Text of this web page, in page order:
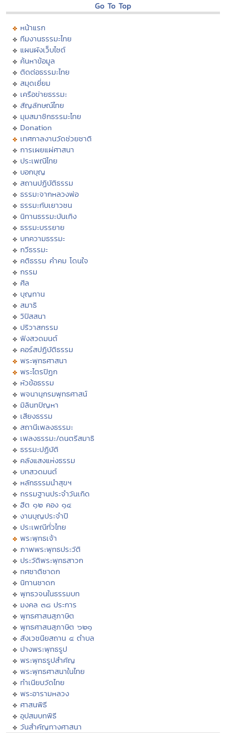
Go To Top
หน้าแรก
ทีมงานธรรมะไทย
แผนผังเว็บไซต์
ค้นหาข้อมูล
ติดต่อธรรมะไทย
สมุดเยี่ยม
เครือข่ายธรรมะ
สัญลักษณ์ไทย
มุมสมาชิกธรรมะไทย
Donation
เทศกาลงานวัดช่วยชาติ
การเผยแผ่ศาสนา
ประเพณีไทย
บอกบุญ
สถานปฏิบัติธรรม
ธรรมะจากหลวงพ่อ
ธรรมะกับเยาวชน
นิทานธรรมะบันเทิง
ธรรมะบรรยาย
บทความธรรมะ
กวีธรรมะ
คติธรรม คำคม โดนใจ
กรรม
ศีล
บุญทาน
สมาธิ
วิปัสสนา
ปริวาสกรรม
ฟังสวดมนต์
คอร์สปฏิบัติธรรม
พระพุทธศาสนา
พระไตรปิฏก
หัวข้อธรรม
พจนานุกรมพุทธศาสน์
มิลินทปัญหา
เสียงธรรม
สถานีเพลงธรรมะ
เพลงธรรมะ/ดนตรีสมาธิ
ธรรมะปฏิบัติ
คลังแสงแห่งธรรม
บทสวดมนต์
หลักธรรมนำสุขฯ
กรรมฐานประจำวันเกิด
ฮีต ๑๒ คอง ๑๔
งานบุญประจำปี
ประเพณีทั่วไทย
พระพุทธเจ้า
ภาพพระพุทธประวัติ
ประวัติพระพุทธสาวก
ทศชาติชาดก
นิทานชาดก
พุทธวจนในธรรมบท
มงคล ๓๘ ประการ
พุทธศาสนสุภาษิต
พุทธศาสนสุภาษิต ๖๒๑
สังเวชนียสถาน ๔ ตำบล
ปางพระพุทธรูป
พระพุทธรูปสำคัญ
พระพุทธศาสนาในไทย
ทำเนียบวัดไทย
พระอารามหลวง
ศาสนพิธี
อุปสมบทพิธี
วันสำคัญทางศาสนา